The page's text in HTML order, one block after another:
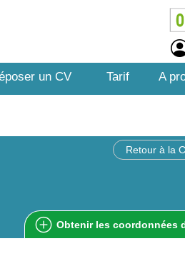
un CV Tarif A
Retour à la
Obtenir les coordonnées